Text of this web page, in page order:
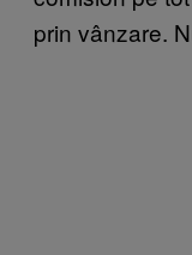
prin vânzare.